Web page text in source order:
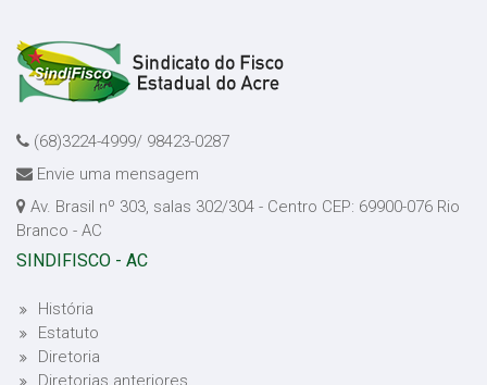
(68)3224-4999/ 98423-0287
Envie uma mensagem
Av. Brasil nº 303, salas 302/304 - Centro CEP: 69900-076 Rio
Branco - AC
SINDIFISCO - AC
História
Estatuto
Diretoria
Diretorias anteriores